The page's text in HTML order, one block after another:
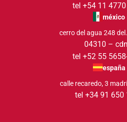
tel +54 11
méxico
cerro del agua 248
04310 –
tel +52 55
españa
calle recaredo, 3
tel +34 91 650